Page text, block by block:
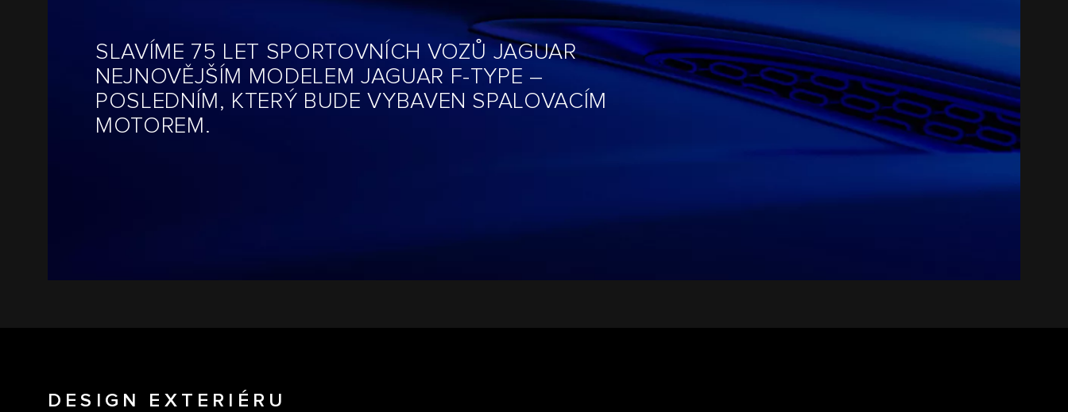
SLAVÍME 75 LET SPORTOVNÍCH VOZŮ JAGUAR
NEJNOVĚJŠÍM MODELEM JAGUAR F-TYPE –
POSLEDNÍM, KTERÝ BUDE VYBAVEN SPALOVACÍM
MOTOREM.
DESIGN EXTERIÉRU